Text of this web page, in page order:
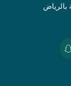
بالرياض